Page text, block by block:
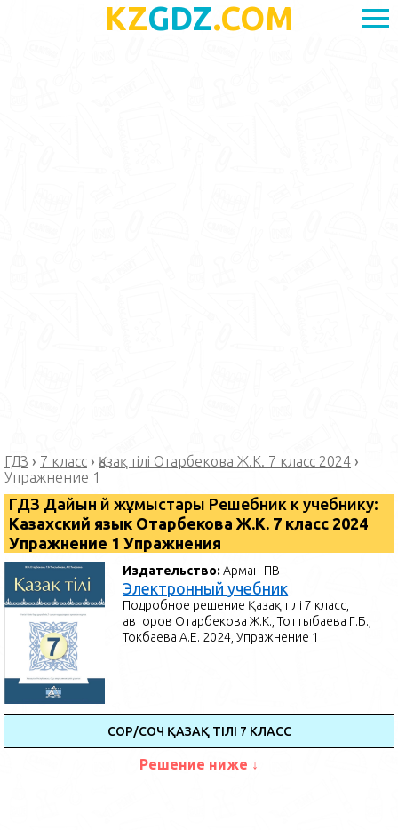
KZGDZ.COM
ГДЗ › 7 класс › Қазақ тілі Отарбекова Ж.К. 7 класс 2024 ›
Упражнение 1
ГДЗ Дайын үй жұмыстары Решебник к учебнику:
Казахский язык Отарбекова Ж.К. 7 класс 2024
Упражнение 1 Упражнения
Издательство:Арман-ПВ
Электронный учебник
Подробное решение Қазақ тілі 7 класс,
авторов Отарбекова Ж.К., Тоттыбаева Г.Б.,
Токбаева А.Е. 2024, Упражнение 1
СОР/СОЧ ҚАЗАҚ ТІЛІ 7 КЛАСС
Решение ниже ↓